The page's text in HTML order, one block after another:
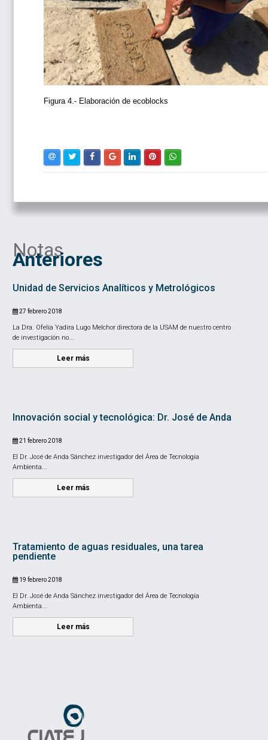
Figura 4.- Elaboración de ecoblocks
Notas
Anteriores
Unidad de Servicios Analíticos y Metrológicos
27 febrero 2018
La Dra. Ofelia Yadira Lugo Melchor directora de la USAM de nuestro centro
de investigación no...
Leer más
Innovación social y tecnológica: Dr. José de Anda
21 febrero 2018
El Dr. José de Anda Sánchez investigador del Área de Tecnología
Ambienta...
Leer más
Tratamiento de aguas residuales, una tarea
pendiente
19 febrero 2018
El Dr. José de Anda Sánchez investigador del Área de Tecnología
Ambienta...
Leer más